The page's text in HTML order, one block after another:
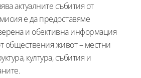
актуалните събития от
е да предоставяме
и обективна информация
обществения живот – местни
култура, събития и